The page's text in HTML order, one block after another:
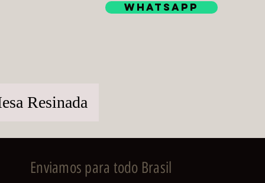
WhatsApp
Resinada
Enviamos para todo Brasil